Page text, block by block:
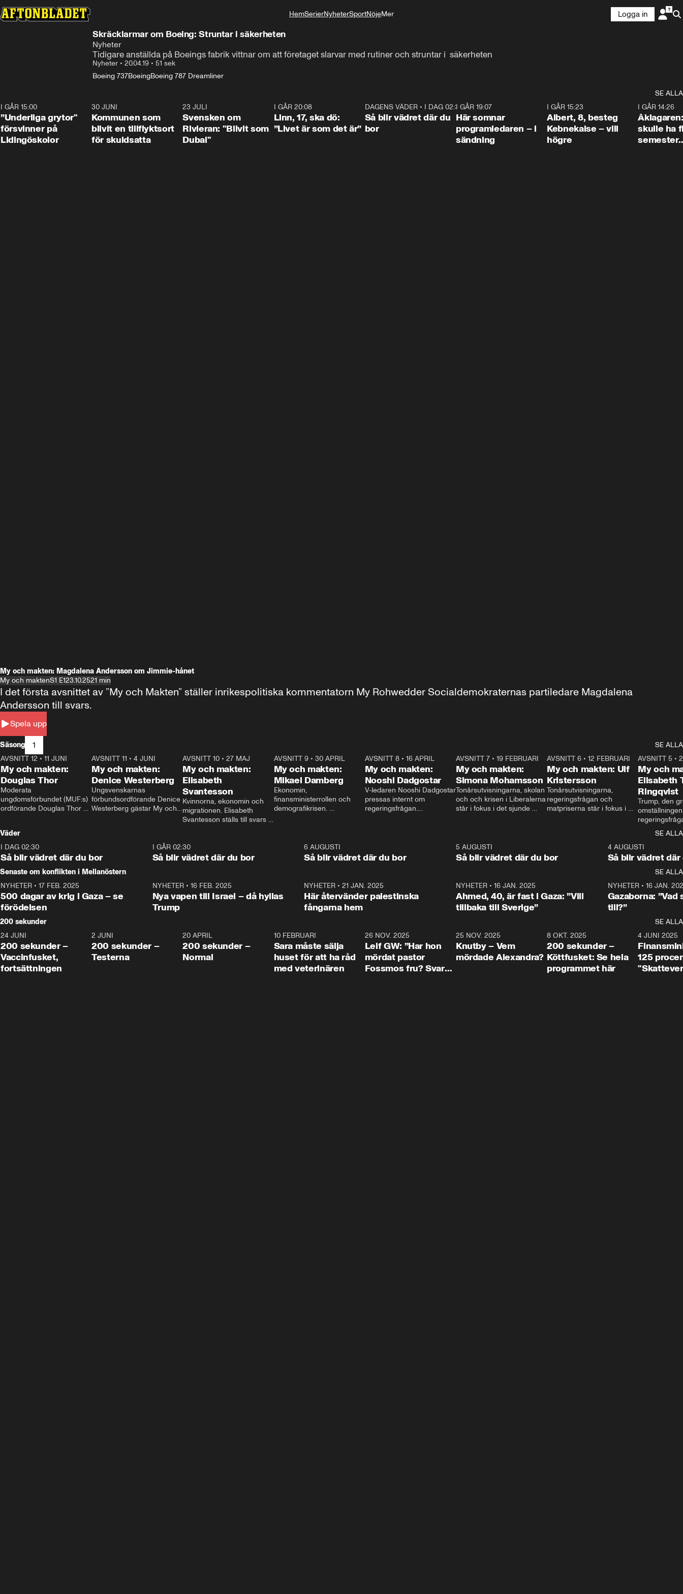
HemSerierNyheterSportNöjeMer
Logga in
Skräcklarmar om Boeing: Struntar i säkerheten
Nyheter
Tidigare anställda på Boeings fabrik vittnar om att företaget slarvar med rutiner och struntar i  säkerheten
Nyheter • 20.04.19 • 51 sek
Boeing 737BoeingBoeing 787 Dreamliner
SE ALLA
1:07
I GÅR 15:00
”Underliga grytor"
försvinner på
Lidingöskolor
1:24
30 JUNI
Kommunen som
blivit en tillflyktsort
för skuldsatta
23 JULI
Svensken om
Rivieran: "Blivit som
Dubai"
I GÅR 20:08
Linn, 17, ska dö:
”Livet är som det är”
1:06
DAGENS VÄDER• I DAG 02:30
Så blir vädret där du
bor
I GÅR 19:07
Här somnar
programledaren – i
sändning
I GÅR 15:23
Albert, 8, besteg
Kebnekaise – vill
högre
I GÅR 14:26
skulle ha
semester
My och makten: Magdalena Andersson om Jimmie-hånet
My och maktenS1 E123.10.2521 min
Spela upp
I det första avsnittet av ”My och Makten” ställer inrikespolitiska kommentatorn My Rohwedder Socialdemokraternas partiledare Magdalena
Andersson till svars.
Säsong 1
SE ALLA
26:27
AVSNITT 12 • 11 JUNI
My och makten:
Douglas Thor
Moderata
ungdomsförbundet (MUF:s)
ordförande Douglas Thor
tonårsutvisningarna och hur
Moderaterna ska locka
väljare till valet i höst.
23:40
AVSNITT 11 •4 JUNI
My och makten:
Denice Westerberg
Ungsvenskarnas
förbundsordförande Denice
Westerberg gästar My och
AVSNITT 10 •27 MAJ
My och makten:
Elisabeth
Svantesson
Kvinnorna, ekonomin och
migrationen. Elisabeth
Svantesson ställs till svars
AVSNITT 9• 30 APRIL
My och makten:
Mikael Damberg
Ekonomin,
finansministerrollen och
demografikrisen.
och Makten.
AVSNITT 8• 16 APRIL
My och makten:
Nooshi Dadgostar
V-ledaren Nooshi Dadgostar
pressas internt om
regeringsfrågan.
– Vi ställer upp i val. Ska vi
vara med så sitter vi förstås
24:30
AVSNITT 7• 19 FEBRUARI
My och makten:
Simona Mohamsson
Tonårsutvisningarna, skolan
och och krisen i Liberalerna
står i fokus i det sjunde
kommentator My
Rohwedder ställer
utbildnings- och
Mohamsson till svars.
27:30
AVSNITT 6 •12 FEBRUARI
My och makten: Ulf
Kristersson
Tonårsutvisningarna,
regeringsfrågan och
matpriserna står i fokus i
Rohwedder ställer
statsminister Ulf Kristersson
AVSNITT 5 •
My och
Elisabeth
Ringqvist
Trump, den
centrum i
avsnittet av
Makten”. Se
Aftonbladets
Rohwedder
Thand Ring
Väder
SE ALLA
I DAG 02:30
Så blir vädret där du bor
1:06
I GÅR 02:30
Så blir vädret där du bor
6 AUGUSTI
Så blir vädret där du bor
5 AUGUSTI
Så blir vädret där du bor
4 AUGUSTI
Så blir vädret där
Senaste om konflikten i Mellanöstern
SE ALLA
NYHETER • 17 FEB. 2025
500 dagar av krig i Gaza – se
förödelsen
NYHETER• 16 FEB. 2025
Nya vapen till Israel – då hyllas
Trump
NYHETER •21 JAN. 2025
Här återvänder palestinska
fångarna hem
NYHETER• 16 JAN. 2025
Ahmed, 40, är fast i Gaza: ”Vill
tillbaka till Sverige”
NYHETER• 16 JAN.
Gazaborna:
till?”
200 sekunder
SE ALLA
5:00
24 JUNI
200 sekunder –
Vaccinfusket,
fortsättningen
4:23
2 JUNI
200 sekunder –
Testerna
20 APRIL
200 sekunder –
Normal
10 FEBRUARI
Sara måste sälja
huset för att ha råd
med veterinären
26 NOV. 2025
Leif GW: ”Har hon
mördat pastor
Fossmos fru? Svar
31:05
25 NOV. 2025
Knutby – Vem
mördade Alexandra?
4:29
8 OKT. 2025
200 sekunder –
Köttfusket: Se hela
programmet här
4 JUNI 2025
125